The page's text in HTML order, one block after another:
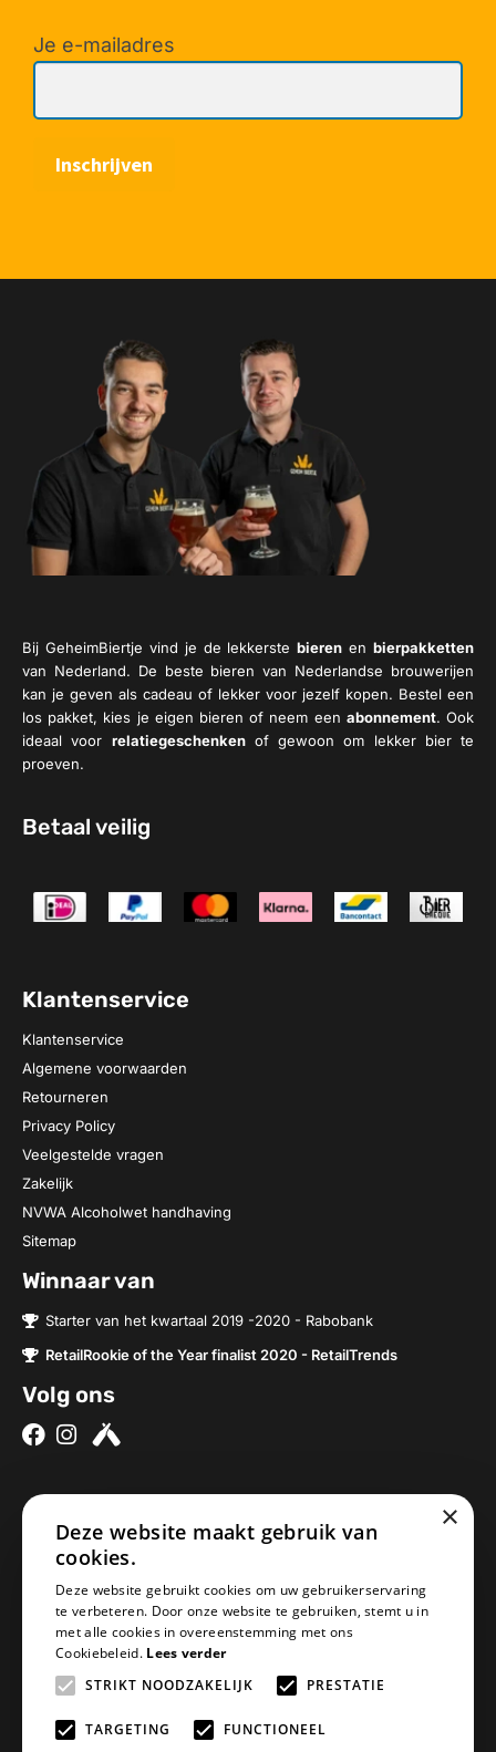
Je e-mailadres
Bij GeheimBiertje vind je de lekkerstebieren en bierpakketten
van Nederland. De beste bieren van Nederlandse brouwerijen
kan je geven als cadeau of lekker voor jezelf kopen. Bestel een
los pakket, kies je eigen bieren of neem een abonnement. Ook
ideaal voor relatiegeschenkenof gewoon om lekker bier te
proeven.
Betaal veilig
Klantenservice
Klantenservice
Algemene voorwaarden
Retourneren
Privacy Policy
Veelgestelde vragen
Zakelijk
NVWA Alcoholwet handhaving
Sitemap
Winnaar van
Starter van het kwartaal 2019 -2020 - Rabobank
RetailRookie of the Year finalist 2020 - RetailTrends
Volg ons
Over ons
Brouwerijen
Onze bieren
Onze bierpakketten
Biercheque inleveren
Adventskalender
Blogs
5076SV Haaren
Nederland
info@geheimbiertje.nl
KVK: 76419304
×
Deze website maakt gebruik van
cookies.
Deze website gebruikt cookies om uw gebruikerservaring
te verbeteren. Door onze website te gebruiken, stemt u in
met alle cookies in overeenstemming met ons
Cookiebeleid. Lees verder
STRIKT NOODZAKELIJK
PRESTATIE
TARGETING FUNCTIONEEL